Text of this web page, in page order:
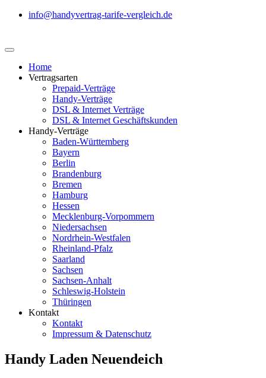
info@handyvertrag-tarife-vergleich.de
Home
Vertragsarten
Prepaid-Verträge
Handy-Verträge
DSL & Internet Verträge
DSL & Internet Geschäftskunden
Handy-Verträge
Baden-Württemberg
Bayern
Berlin
Brandenburg
Bremen
Hamburg
Hessen
Mecklenburg-Vorpommern
Niedersachsen
Nordrhein-Westfalen
Rheinland-Pfalz
Saarland
Sachsen
Sachsen-Anhalt
Schleswig-Holstein
Thüringen
Kontakt
Kontakt
Impressum & Datenschutz
Handy Laden Neuendeich